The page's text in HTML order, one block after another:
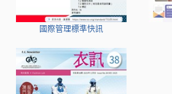
國際管理標準快訊